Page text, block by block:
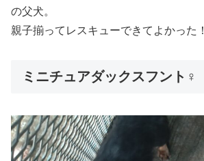
の父犬。
親子揃ってレスキューできてよかった！
ミニチュアダックスフント♀